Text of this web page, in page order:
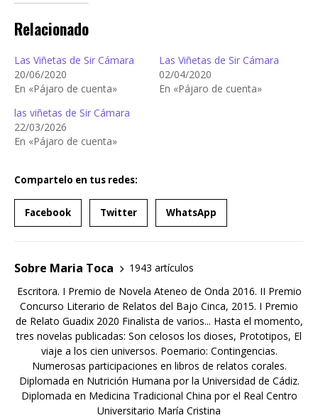
Relacionado
Las Viñetas de Sir Cámara
20/06/2020
En «Pájaro de cuenta»
Las Viñetas de Sir Cámara
02/04/2020
En «Pájaro de cuenta»
las viñetas de Sir Cámara
22/03/2026
En «Pájaro de cuenta»
Compartelo en tus redes:
Facebook Twitter WhatsApp
Sobre Maria Toca
1943 artículos
Escritora. I Premio de Novela Ateneo de Onda 2016. II Premio
Concurso Literario de Relatos del Bajo Cinca, 2015. I Premio
de Relato Guadix 2020 Finalista de varios... Hasta el momento,
tres novelas publicadas: Son celosos los dioses, Prototipos, El
viaje a los cien universos. Poemario: Contingencias.
Numerosas participaciones en libros de relatos corales.
Diplomada en Nutrición Humana por la Universidad de Cádiz.
Diplomada en Medicina Tradicional China por el Real Centro
Universitario María Cristina